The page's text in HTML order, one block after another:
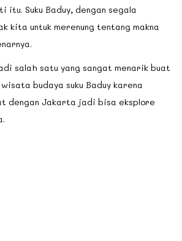
Suku Baduy, dengan segala
kita untuk merenung tentang makna
salah satu yang sangat menarik buat
budaya suku Baduy karena
dengan Jakarta jadi bisa eksplore